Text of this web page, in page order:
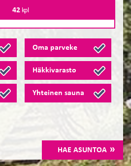
42kpl
Oma parveke
Häkkivarasto
Yhteinen sauna
HAE ASUNTOA